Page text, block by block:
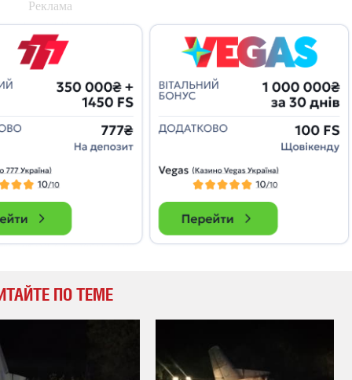
ПО ТЕМЕ
сбор
военкоров "5 канала",
которые снимают на
самых горячих
направлениях фронта
"Отправьте
фронт": стрелковая
бригада Воздушных
НРК Numo